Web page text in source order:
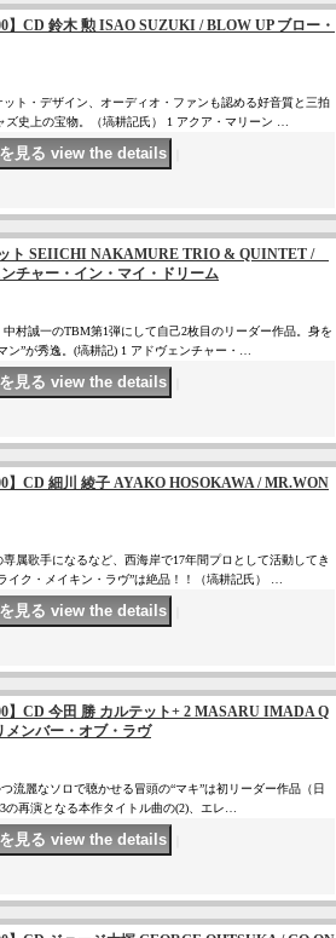
】CD 鈴木 勲 ISAO SUZUKI / BLOW UP ブロー・
ト・デザイン、オーディオ・ファンも認める好音質と三拍
史上の宝物。（塙耕記氏） 1 アクア・マリーン …
ット SEIICHI NAKAMURE TRIO & QUINTET /
チャー・イン・マイ・ドリーム
村誠一のTBM第1弾にして自己2枚目のリーダー作品。身を
”が秀逸。(塙耕記) 1 アドヴェンチャー・…
】CD 細川 綾子 AYAKO HOSOKAWA / MR.WON
属歌手になるなど、西海岸で17年間プロとして活動してき
ク・メイキン・ラヴ”は絶品！！（塙耕記氏） …
】CD 今田 勝 カルテット+ 2 MASARU IMADA Q
ンバー・オブ・ラヴ
麗なソロで聴かせる冒頭の“マキ”は初リーダー作品（日
再演となる本作タイトル曲の(2)、エレ…